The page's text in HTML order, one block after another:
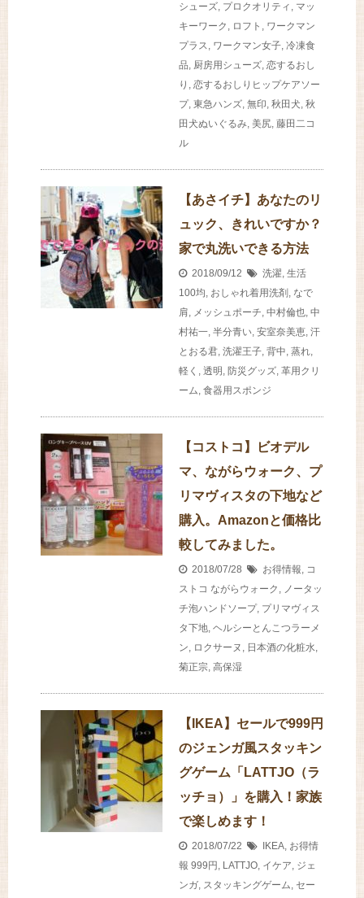
シューズ, プロクオリティ , マッ
キーワーク , ロフト , ワークマン
プラス, ワークマン女子, 冷凍食
品, 厨房用シューズ, 恋するおし
り , 恋するおしりヒップケアソー
プ, 東急ハンズ, 無印, 秋田犬, 秋
田犬ぬいぐるみ, 美尻, 藤田二コ
ル
【あさイチ】あなたのリ
ュック、きれいですか？
家で丸洗いできる方法
2018/09/12 洗濯, 生活
100均, おしゃれ着用洗剤 , なで
肩, メッシュポーチ, 中村倫也, 中
村祐一, 半分青い, 安室奈美恵, 汗
とおる君, 洗濯王子, 背中, 蒸れ,
軽く , 透明 , 防災グッズ, 革用クリ
ーム, 食器用スポンジ
【コストコ】ビオデル
マ、ながらウォーク、プ
リマヴィスタの下地など
購入。Amazonと価格比
較してみました。
2018/07/28 お得情報, コ
ストコ ながらウォーク , ノータッ
チ泡ハンドソープ, プリマヴィス
タ下地, ヘルシーとんこつラーメ
ン, ロクサーヌ , 日本酒の化粧水,
菊正宗, 高保湿
【IKEA】セールで999円
のジェンガ風スタッキン
グゲーム「LATTJO（ラ
ッチョ）」を購入！家族
で楽しめます！
2018/07/22 IKEA, お得情
報 999円 , LATTJO, イケア, ジェ
ンガ, スタッキングゲーム, セー